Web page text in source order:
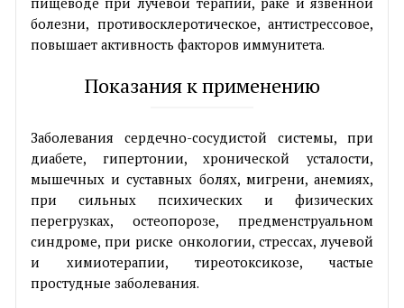
болезни, противосклеротическое, антистрессовое,
повышает активность факторов иммунитета.
Показания к применению
Заболевания сердечно-сосудистой системы, при
диабете, гипертонии, хронической усталости,
мышечных и cycтaвныx болях, мигрени, анемиях,
при сильных психических и физических
перегрузках, остеопорозе, предменструальном
синдроме, при риске онкологии, стрессах, лучевой
и химиотерапии, тиреотоксикозе, частые
простудные заболевания.